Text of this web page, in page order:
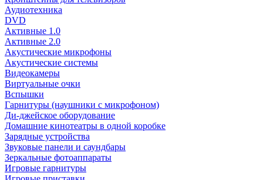
Аудиотехника
DVD
Активные 1.0
Активные 2.0
Акустические микрофоны
Акустические системы
Видеокамеры
Виртуальные очки
Вспышки
Гарнитуры (наушники с микрофоном)
Ди-джейское оборудование
Домашние кинотеатры в одной коробке
Зарядные устройства
Звуковые панели и саундбары
Зеркальные фотоаппараты
Игровые гарнитуры